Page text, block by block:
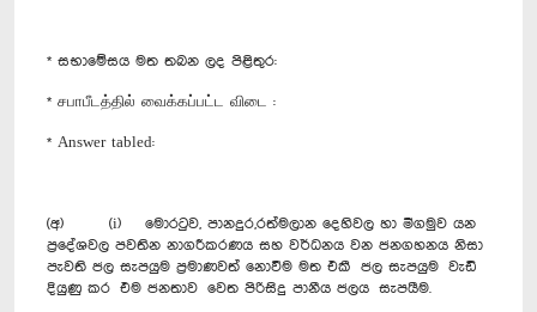
* සභාමේසය මත තබන ලද පිළිතුර:
* சபாபீடத்தில் வைக்கப்பட்ட விடை :
* Answer tabled:
(අ) (i) මොරටුව, පානදුර,රත්මලාන දෙහිවල හා මීගමුව යන
ප්‍රදේශවල පවතින නාගරීකරණය සහ වර්ධනය වන ජනගහනය නිසා
පැවති ජල සැපයුම ප්‍රමාණවත් නොවීම මත එකී ජල සැපයුම වැඩි
දියුණු කර එම ජනතාව වෙත පිරිසිදු පානීය ජලය සැපයීම.